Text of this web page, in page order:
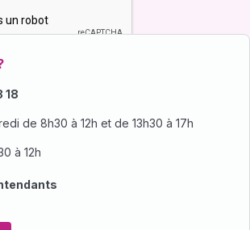
18
de 8h30 à 12h et de 13h30 à 17h
à 12h